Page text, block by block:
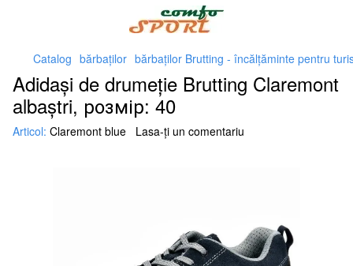
Catalog bărbaţilor bărbaţilor Brutting - încălțăminte pentru
Adidași de drumeție Brutting Claremont
albaștri, розмір: 40
Articol: Claremont blue Lasa-ți un comentariu